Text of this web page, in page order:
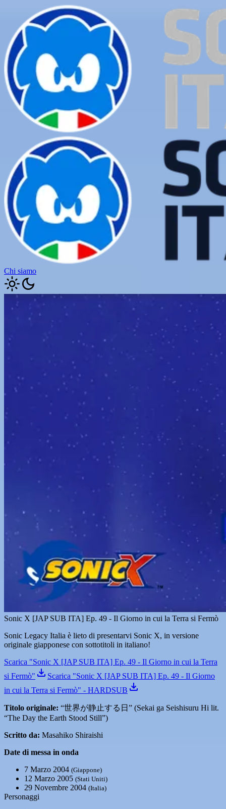
Chi siamo
Sonic X [JAP SUB ITA] Ep. 49 - Il Giorno in cui la Terra si Fermò
Sonic Legacy Italia è lieto di presentarvi Sonic X, in versione
originale giapponese con sottotitoli in italiano!
Scarica "Sonic X [JAP SUB ITA] Ep. 49 - Il Giorno in cui la Terra
si Fermò"
Scarica "Sonic X [JAP SUB ITA] Ep. 49 - Il Giorno
in cui la Terra si Fermò" - HARDSUB
Titolo originale: “世界が静止する日” (Sekai ga Seishisuru Hi lit.
“The Day the Earth Stood Still”)
Scritto da: Masahiko Shiraishi
Date di messa in onda
7 Marzo 2004 (Giappone)
12 Marzo 2005 (Stati Uniti)
29 Novembre 2004 (Italia)
Personaggi